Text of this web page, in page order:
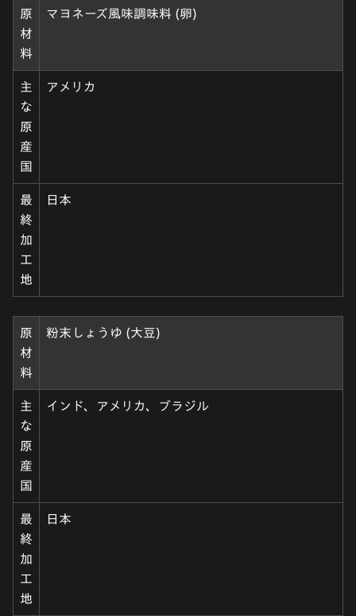
原
材
料
マヨネーズ風味調味料 (卵)
主
な
原
産
国
アメリカ
最
終
加
工
地
日本
原
材
料
粉末しょうゆ (大豆)
主
な
原
産
国
インド、アメリカ、ブラジル
最
終
加
工
地
日本